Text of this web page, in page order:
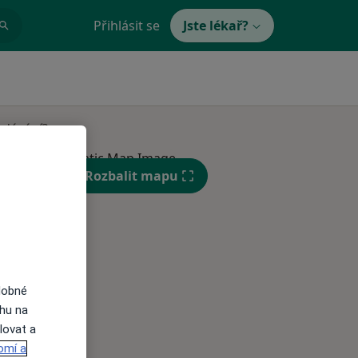
Přihlásit se Jste lékař?
Rozbalit mapu
na
a
a